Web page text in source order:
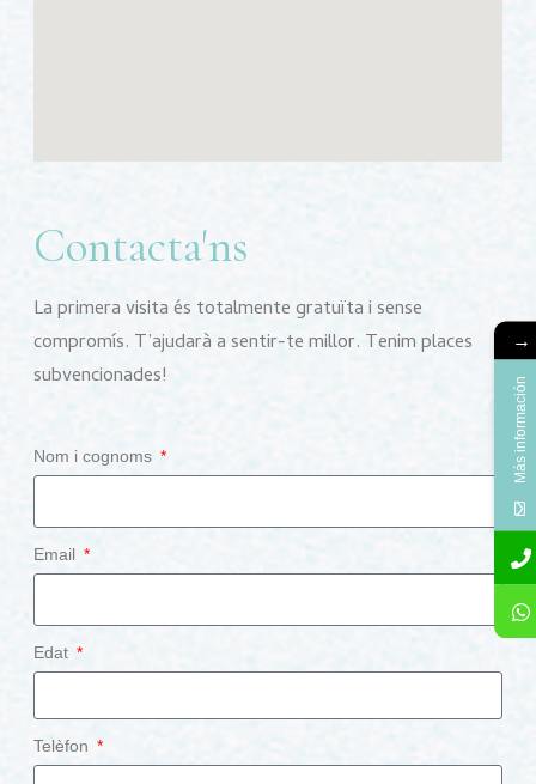
Contacta'ns
La primera visita és totalmente gratuïta i sense
compromís. T’ajudarà a sentir-te millor. Tenim places
subvencionades!
Nom i cognoms
Email
Edat
Telèfon
→
Más información